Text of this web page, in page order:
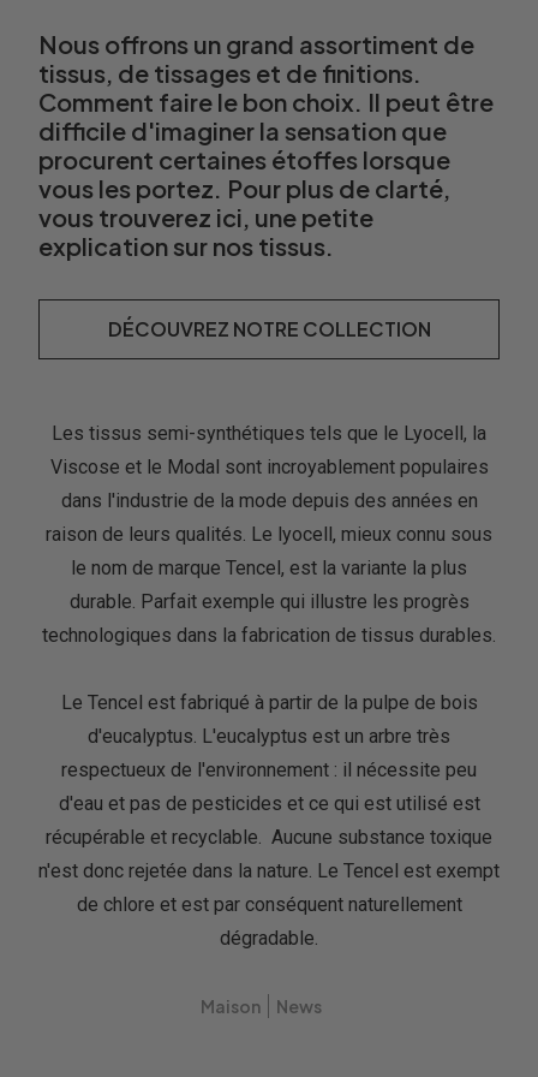
Nous offrons un grand assortiment de
tissus, de tissages et de finitions.
Comment faire le bon choix. Il peut être
difficile d'imaginer la sensation que
procurent certaines étoffes lorsque
vous les portez. Pour plus de clarté,
vous trouverez ici, une petite
explication sur nos tissus.
DÉCOUVREZ NOTRE COLLECTION
Les tissus semi-synthétiques tels que le Lyocell, la
Viscose et le Modal sont incroyablement populaires
dans l'industrie de la mode depuis des années en
raison de leurs qualités. Le lyocell, mieux connu sous
le nom de marque Tencel, est la variante la plus
durable. Parfait exemple qui illustre les progrès
technologiques dans la fabrication de tissus durables.
Le Tencel est fabriqué à partir de la pulpe de bois
d'eucalyptus. L'eucalyptus est un arbre très
respectueux de l'environnement : il nécessite peu
d'eau et pas de pesticides et ce qui est utilisé est
récupérable et recyclable. Aucune substance toxique
n'est donc rejetée dans la nature. Le Tencel est exempt
de chlore et est par conséquent naturellement
dégradable.
Maison News